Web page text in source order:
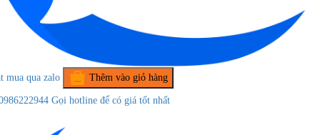
mua qua zalo Thêm vào giỏ hàng
Gọi hotline để có giá tốt nhất